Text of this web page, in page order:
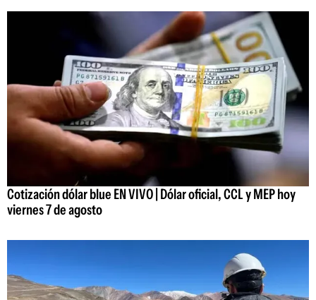
Cotización dólar blue EN VIVO | Dólar oficial, CCL y MEP hoy
viernes 7 de agosto